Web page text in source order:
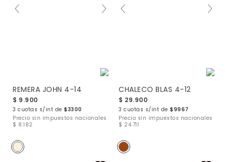
REMERA JOHN 4-14
$ 9.900
3 cuotas s/int de $3300
Precio sin impuestos nacionales
$ 8.182
CHALECO BLAS 4-12
$ 29.900
3 cuotas s/int de $9967
Precio sin impuestos nacionales
$ 24.711